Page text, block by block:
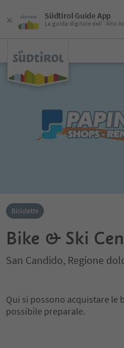
Südtirol Guide App
La guida digitale dell´Alto
Biciclette
Bike & Ski
San Candido, Regione
Qui si possono acquistare le
possibile preparale.